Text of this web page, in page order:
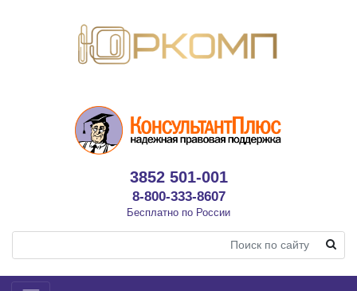
3852 501-001
8-800-333-8607
Бесплатно по России